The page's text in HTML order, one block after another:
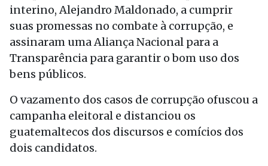
interino, Alejandro Maldonado, a cumprir
suas promessas no combate à corrupção, e
assinaram uma Aliança Nacional para a
Transparência para garantir o bom uso dos
bens públicos.
O vazamento dos casos de corrupção ofuscou a
campanha eleitoral e distanciou os
guatemaltecos dos discursos e comícios dos
dois candidatos.